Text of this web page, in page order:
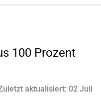
100 Prozent
aktualisiert: 02 Juli